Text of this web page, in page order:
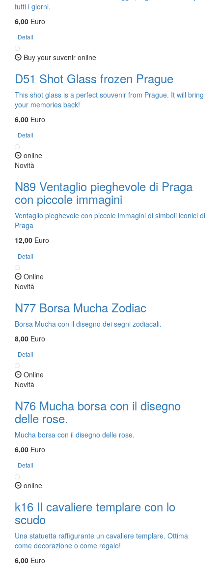
tutti i giorni.
6,00 Euro
Detail
Buy your suvenir online
D51 Shot Glass frozen Prague
This shot glass is a perfect souvenir from Prague. It will bring
your memories back!
6,00 Euro
Detail
online
Novità
N89 Ventaglio pieghevole di Praga
con piccole immagini
Ventaglio pieghevole con piccole immagini di simboli iconici di
Praga
12,00 Euro
Detail
Online
Novità
N77 Borsa Mucha Zodiac
Borsa Mucha con il disegno dei segni zodiacali.
8,00 Euro
Detail
Online
Novità
N76 Mucha borsa con il disegno
delle rose.
Mucha borsa con il disegno delle rose.
6,00 Euro
Detail
online
k16 Il cavaliere templare con lo
scudo
Una statuetta raffigurante un cavaliere templare. Ottima
come decorazione o come regalo!
6,00 Euro